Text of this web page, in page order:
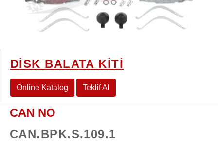
DİSK BALATA KİTİ
Online Katalog Teklif Al
CAN NO
CAN.BPK.S.109.1